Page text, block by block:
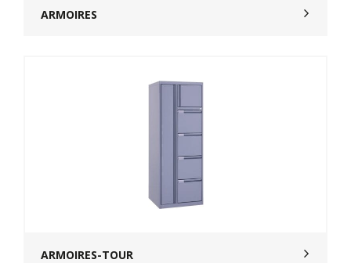
ARMOIRES
ARMOIRES-TOUR